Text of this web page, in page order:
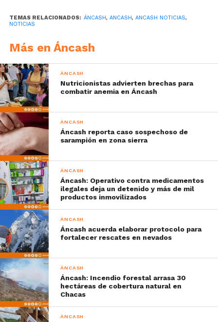
TEMAS RELACIONADOS: ÁNCASH, ANCASH, ANCASH NOTICIAS,
NOTICIAS
Más en Áncash
ÁNCASH
Nutricionistas advierten brechas para
combatir anemia en Áncash
ÁNCASH
Áncash reporta caso sospechoso de
sarampión en zona sierra
ÁNCASH
Áncash: Operativo contra medicamentos
ilegales deja un detenido y más de mil
productos inmovilizados
ÁNCASH
Áncash acuerda elaborar protocolo para
fortalecer rescates en nevados
ÁNCASH
Áncash: Incendio forestal arrasa 30
hectáreas de cobertura natural en
Chacas
ÁNCASH